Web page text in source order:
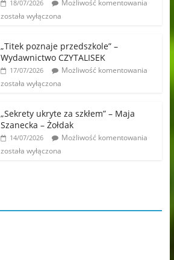
18/07/2026
Możliwość komentowania
została wyłączona
„Titek poznaje przedszkole” –
Wydawnictwo CZYTALISEK
17/07/2026
Możliwość komentowania
została wyłączona
„Sekrety ukryte za szkłem” – Maja
Szanecka – Żołdak
14/07/2026
Możliwość komentowania
została wyłączona